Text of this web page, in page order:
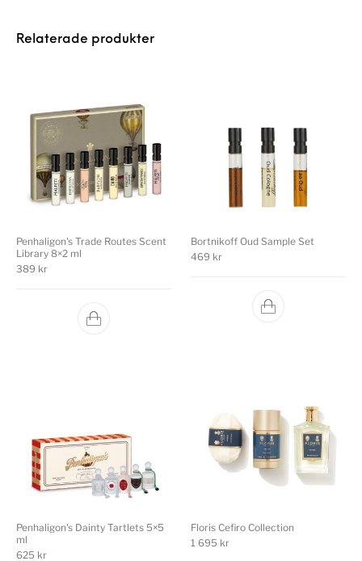
Relaterade produkter
Penhaligon's Trade Routes Scent
Library 8×2 ml
389 kr
Bortnikoff Oud Sample Set
469 kr
Penhaligon's Dainty Tartlets 5×5
ml
625 kr
Floris Cefiro Collection
1 695 kr